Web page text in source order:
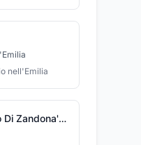
nell'Emilia
Areasuono Home Video Di Zandona' Enzo